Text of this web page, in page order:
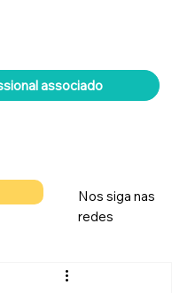
associado
Nos siga nas
redes